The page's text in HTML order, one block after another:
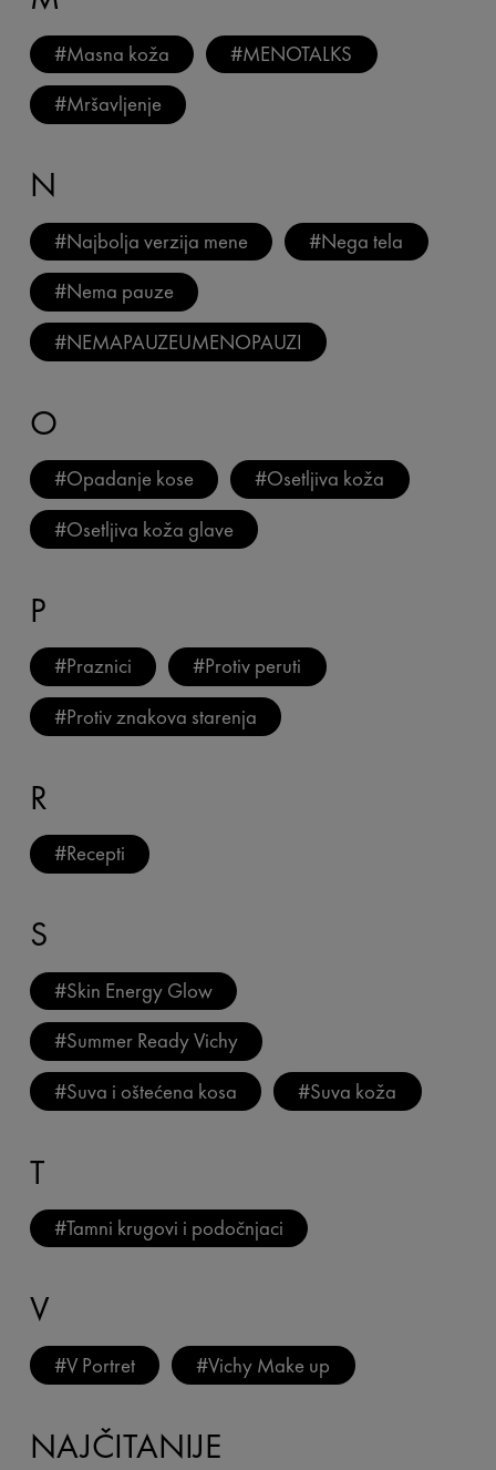
#Masna koža #MENOTALKS
#Mršavljenje
N
#Najbolja verzija mene #Nega tela
#Nema pauze
#NEMAPAUZEUMENOPAUZI
O
#Opadanje kose #Osetljiva koža
#Osetljiva koža glave
P
#Praznici #Protiv peruti
#Protiv znakova starenja
R
#Recepti
S
#Skin Energy Glow
#Summer Ready Vichy
#Suva i oštećena kosa #Suva koža
T
#Tamni krugovi i podočnjaci
V
#V Portret #Vichy Make up
NAJČITANIJE